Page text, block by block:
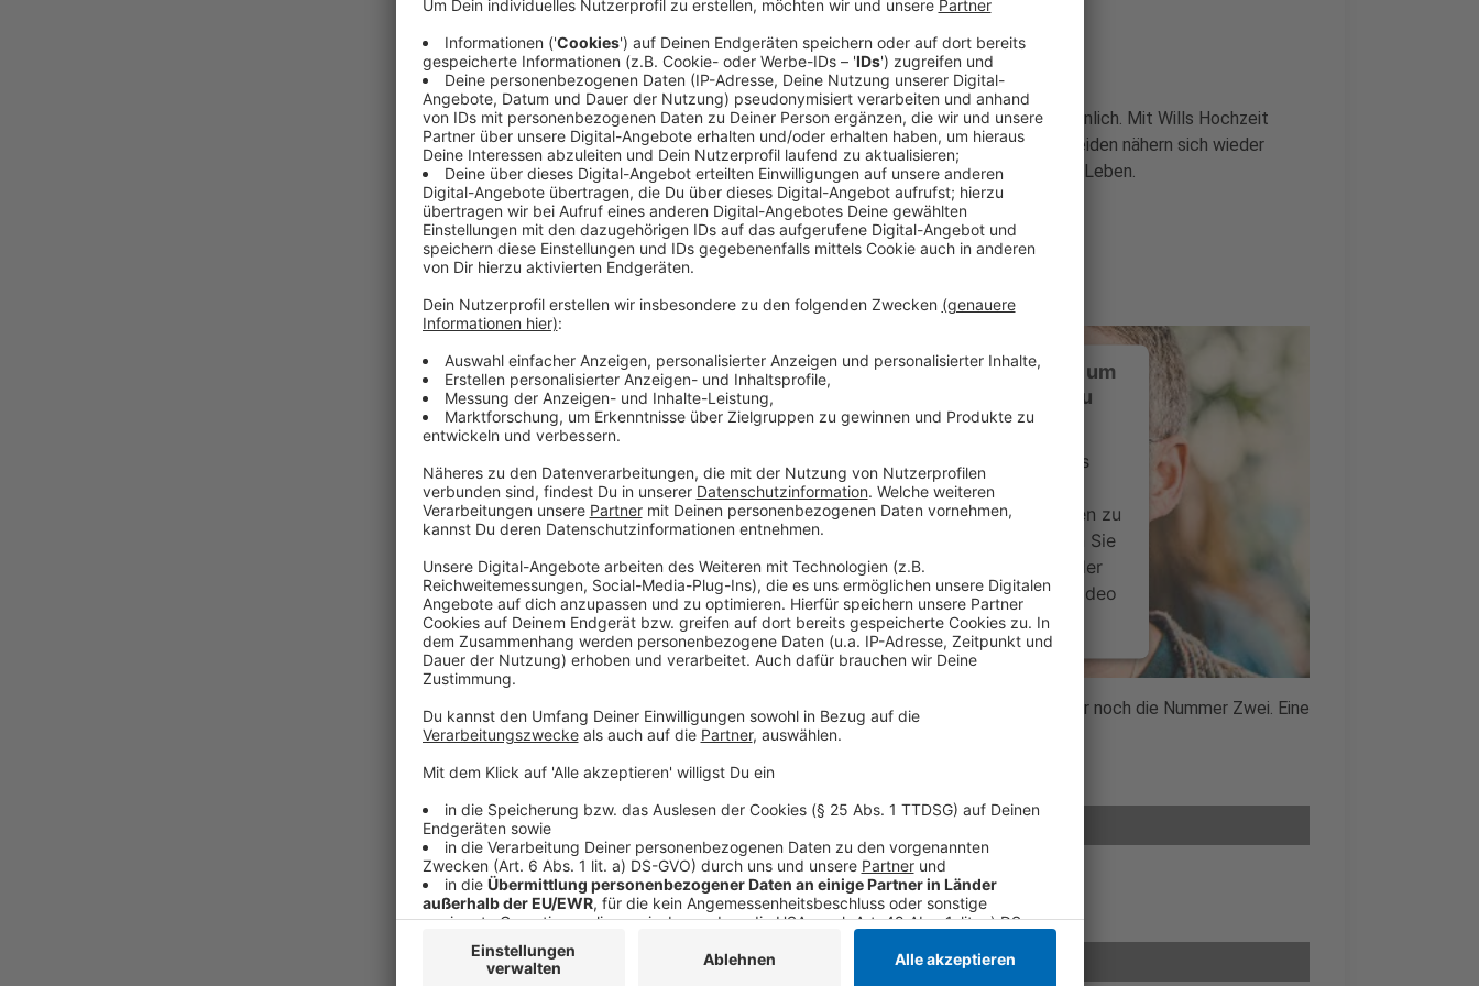
Anzeige
In ihrer Jugend waren Sylvia und Will beste Freunde und unzertrennlich. Mit Wills Hochzeit
änderte sich das. Doch seine Ehe ist längst Geschichte und die beiden nähern sich wieder
einander an. Und das bringt jede Menge unerwartetes Chaos in ihr Leben.
Streaming-Dienst: Apple TV+
Anzeige
Wir benötigen Ihre Zustimmung, um
den YouTube Video-Service zu
laden!
Wir verwenden einen Service eines
Drittanbieters, um Videoinhalte
einzubetten. Dieser Service kann Daten zu
Ihren Aktivitäten sammeln. Bitte lesen Sie
die Details durch und stimmen Sie der
Nutzung des Service zu, um dieses Video
anzusehen.
Mehr Informationen
Akzeptieren
Anwalt Charlie (Luke MacFarlane), Sylvia Ehemann, ist plötzlich nur noch die Nummer Zwei. Eine
Situation, mit der er völlig überfordert ist.
Anzeige
Sylvia und Will verbringen wieder viel Zeit miteinander...und mit Tieren.
Anzeige
Copyright: Apple TV+